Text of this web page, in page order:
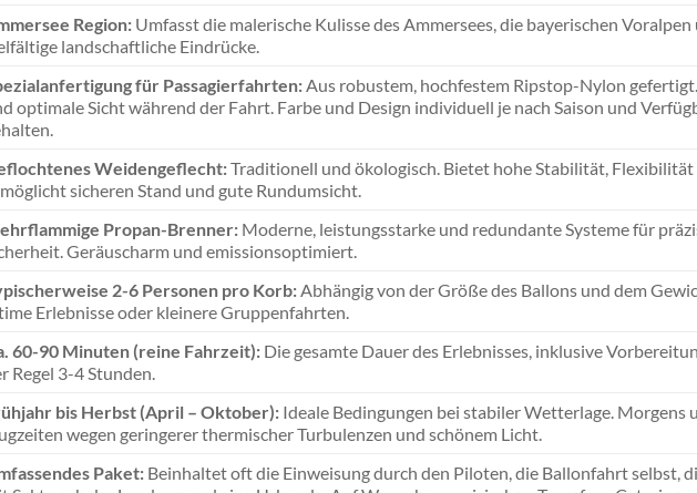
Region:Umfasst die malerische Kulisse des Ammersees, die bayerischen
landschaftliche Eindrücke.
für Passagierfahrten:Aus robustem, hochfestem Ripstop-Nylon
optimale Sicht während der Fahrt. Farbe und Design individuell je nach Saison und
Weidengeflecht:Traditionell und ökologisch. Bietet hohe Stabilität, Flexibilität
sicheren Stand und gute Rundumsicht.
Propan-Brenner:Moderne, leistungsstarke und redundante Systeme für
Geräuscharm und emissionsoptimiert.
2-6 Personen pro Korb:Abhängig von der Größe des Ballons und dem
Erlebnisse oder kleinere Gruppenfahrten.
60-90 Minuten (reine Fahrzeit):Die gesamte Dauer des Erlebnisses, inklusive
Regel 3-4 Stunden.
bis Herbst (April – Oktober):Ideale Bedingungen bei stabiler Wetterlage. Morgens
wegen geringerer thermischer Turbulenzen und schönem Licht.
Paket:Beinhaltet oft die Einweisung durch den Piloten, die Ballonfahrt selbst,